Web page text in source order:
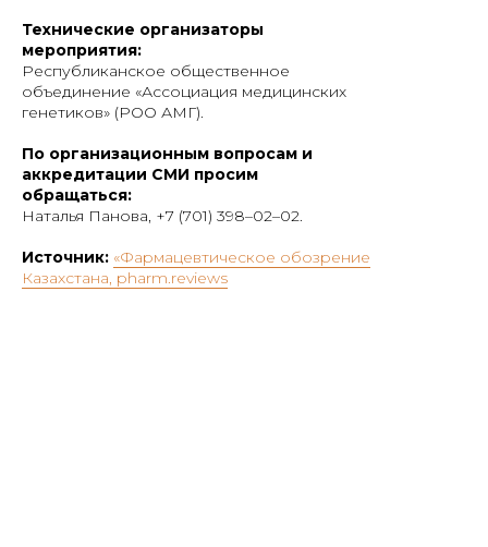
Технические организаторы
мероприятия:
Республиканское общественное
объединение «Ассоциация медицинских
генетиков» (РОО АМГ).
По организационным вопросам и
аккредитации СМИ просим
обращаться:
Наталья Панова, +7 (701) 398–02–02.
Источник: «Фармацевтическое обозрение
Казахстана, pharm.reviews